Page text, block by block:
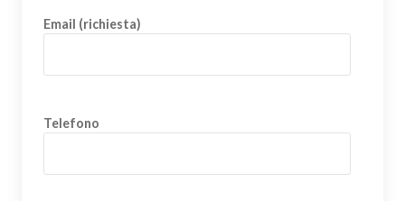
Email (richiesta)
Telefono